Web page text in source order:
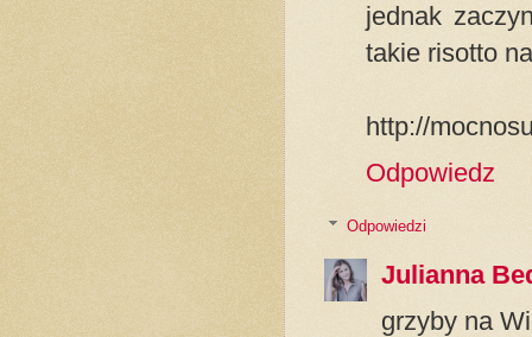
jednak
takie risotto
http://
Odpowiedz
Odpowiedzi
Julianna
grzyby na